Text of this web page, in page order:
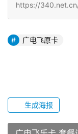
https://
广电飞原卡
生成海报